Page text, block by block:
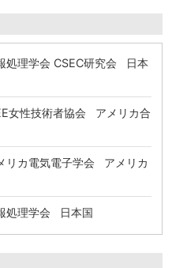
処理学会 CSEC研究会 日本
女性技術者協会 アメリカ合
リカ電気電子学会 アメリカ
処理学会 日本国